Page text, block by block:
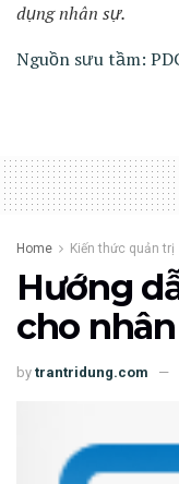
dụng nhân sự.
Nguồn sưu tầm:
Home Kiến thức quản trị
Hướng
cho
by trantridung.com